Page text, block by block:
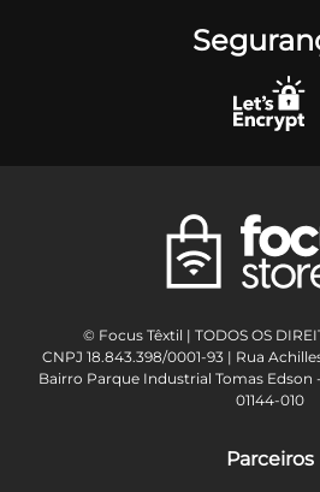
© Focus Têxtil | TODOS OS
CNPJ 18.843.398/0001-93 | Rua
Bairro Parque Industrial Tomas Edson
01144-010
Parceiros